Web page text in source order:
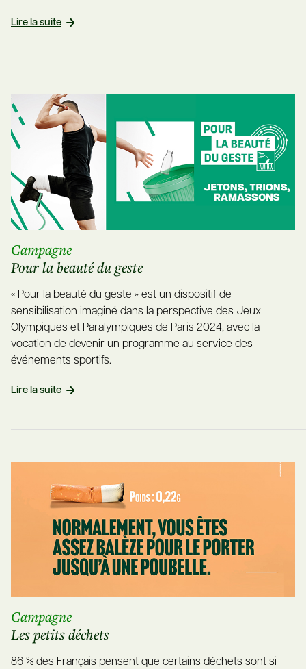
Lire la suite
Campagne
Pour la beauté du geste
« Pour la beauté du geste » est un dispositif de
sensibilisation imaginé dans la perspective des Jeux
Olympiques et Paralympiques de Paris 2024, avec la
vocation de devenir un programme au service des
événements sportifs.
Lire la suite
Campagne
Les petits déchets
86 % des Français pensent que certains déchets sont si